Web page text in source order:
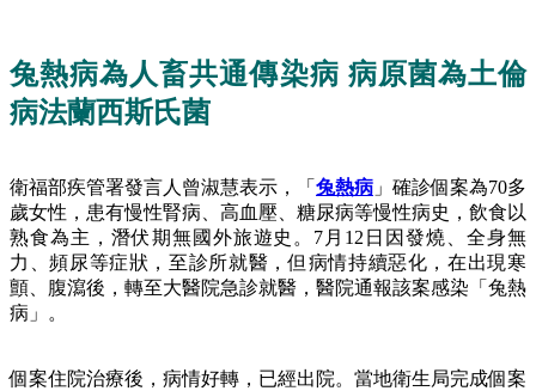
兔熱病為人畜共通傳染病 病原菌為土倫
病法蘭西斯氏菌
衛福部疾管署發言人曾淑慧表示，「 兔熱病 」確診個案為70多
歲女性，患有慢性腎病、高血壓、糖尿病等慢性病史，飲食以
熟食為主，潛伏期無國外旅遊史。7月12日因發燒、全身無
力、頻尿等症狀，至診所就醫，但病情持續惡化，在出現寒
顫、腹瀉後，轉至大醫院急診就醫，醫院通報該案感染「兔熱
病」。
個案住院治療後，病情好轉，已經出院。當地衛生局完成個案